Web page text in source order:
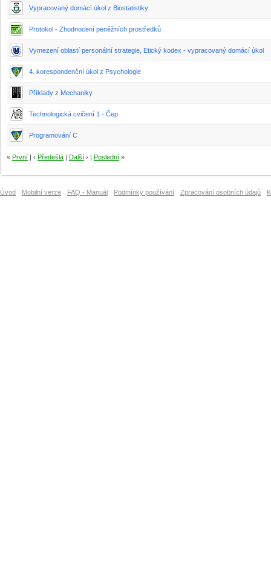
Vypracovaný domácí úkol z Biostatistiky
Protokol - Zhodnocení peněžních prostředků
Vymezení oblastí personální strategie, Etický kodex - vypracovaný domácí úkol
4. korespondenční úkol z Psychologie
Příklady z Mechaniky
Technologická cvičení 1 - Čep
Programování C
« První | ‹ Předešlá Další › | Poslední »
Úvod Mobilní verze FAQ - Manuál Podmínky používání Zpracování osobních údajů